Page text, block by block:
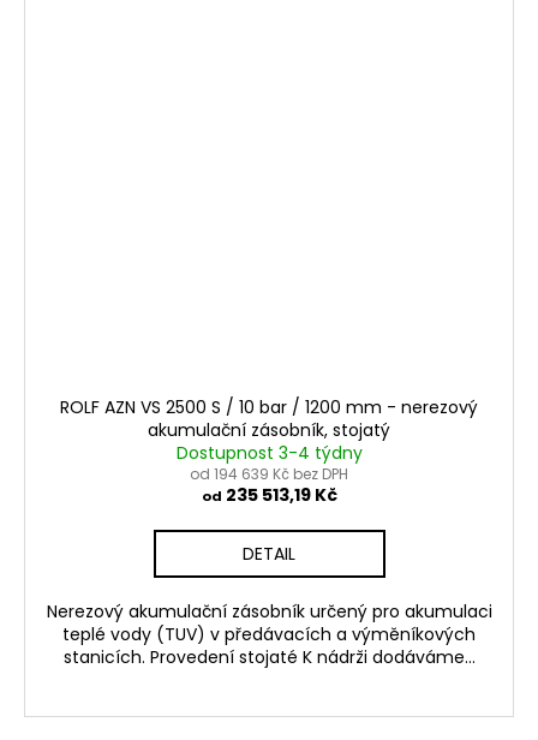
ROLF AZN VS 2500 S / 10 bar / 1200 mm - nerezový
akumulační zásobník, stojatý
Dostupnost 3-4 týdny
od 194 639 Kč bez DPH
od 235 513,19 Kč
DETAIL
Nerezový akumulační zásobník určený pro akumulaci
teplé vody (TUV) v předávacích a výměníkových
stanicích. Provedení stojaté K nádrži dodáváme...